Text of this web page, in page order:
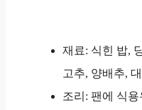
재료: 식힌 밥,
고추, 양배추,
조리: 팬에 식